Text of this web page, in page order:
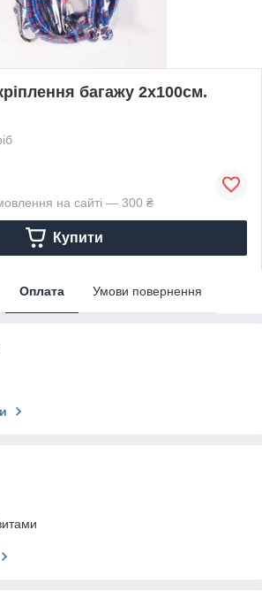
багажу 2x100см.
на сайті — 300 ₴
Купити
Оплата Умови повернення